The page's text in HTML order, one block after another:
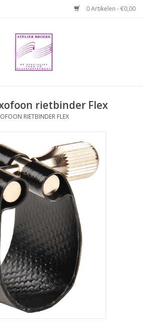
0 Artikelen - €0,00
rietbinder Flex
RIETBINDER FLEX